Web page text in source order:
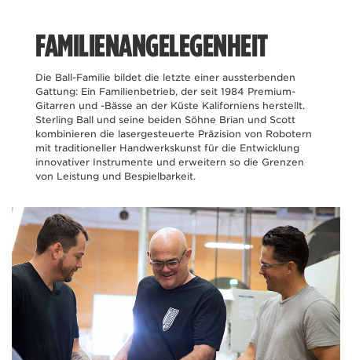
FAMILIENANGELEGENHEIT
Die Ball-Familie bildet die letzte einer aussterbenden
Gattung: Ein Familienbetrieb, der seit 1984 Premium-
Gitarren und -Bässe an der Küste Kaliforniens herstellt.
Sterling Ball und seine beiden Söhne Brian und Scott
kombinieren die lasergesteuerte Präzision von Robotern
mit traditioneller Handwerkskunst für die Entwicklung
innovativer Instrumente und erweitern so die Grenzen
von Leistung und Bespielbarkeit.